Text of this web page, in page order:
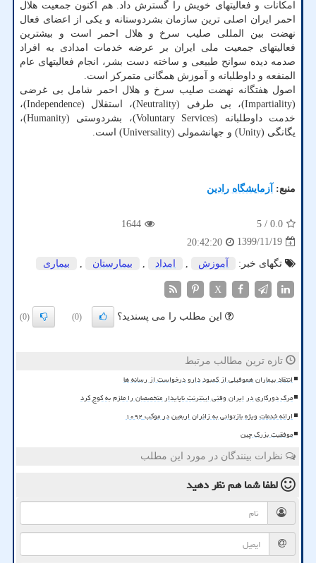
امکانات و فعالیتهای خویش را گسترش داد. هم اکنون جمعیت هلال
احمر ایران اصلی ترین سازمان بشردوستانه و یکی از اعضای فعال
نهضت بین المللی صلیب سرخ و هلال احمر است و بیشترین
فعالیتهای جمعیت ملی ایران بر عرضه خدمات امدادی به افراد
صدمه دیده سوانح طبیعی و ساخته دست بشر، انجام فعالیتهای عام
المنفعه و داوطلبانه و آموزش همگانی متمرکز است.
اصول هفتگانه نهضت صلیب سرخ و هلال احمر شامل بی غرضی
(Impartiality)، بی طرفی (Neutrality)، استقلال (Independence)،
خدمت داوطلبانه (Voluntary Services)، بشردوستی (Humanity)،
یگانگی (Unity) و جهانشمولی (Universality) است.
منبع: آزمایشگاه رادین
0.0
/ 5
1644
1399/11/19
20:42:20
تگهای خبر:
آموزش , امداد , بیمارستان , بیماری
X
این مطلب را می پسندید؟ (0)
(0)
تازه ترین مطالب مرتبط
انتقاد بیماران هموفیلی از کمبود دارو درخواست از رسانه ها
مرگ دورکاری در ایران وقتی اینترنت ناپایدار متخصصان را ملزم به کوچ کرد
ارائه خدمات ویژه بازتوانی به زائران اربعین در موکب ۱۰۹۲
موفقیت بزرگ چین
نظرات بینندگان در مورد این مطلب
لطفا شما همنظر دهید